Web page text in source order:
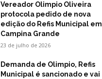
Vereador Olimpio Oliveira
protocola pedido de nova
edição do Refis Municipal em
Campina Grande
23 de julho de 2026
Demanda de Olimpio, Refis
Municipal é sancionado e vai